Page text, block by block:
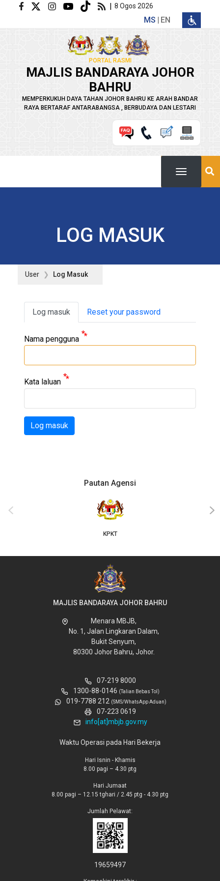
Langkau ke kandungan utama | 8 Ogos 2026
MS EN
PORTAL RASMI
MAJLIS BANDARAYA JOHOR
BAHRU
MEMPERKUKUH DAYA TAHAN JOHOR BAHRU KE ARAH BANDAR
RAYA BERTARAF ANTARABANGSA , BERBUDAYA DAN LESTARI
LOG MASUK
User Log Masuk
Primary tabs
Log masuk Reset your password
Nama pengguna
Kata laluan
Log masuk
Pautan Agensi
‹ ›
MAJLIS BANDARAYA JOHOR BAHRU
Menara MBJB,
No. 1, Jalan Lingkaran Dalam,
Bukit Senyum,
80300 Johor Bahru, Johor.
07-219 8000
1300-88-0146 (Talian Bebas Tol)
019-7788 212 (SMS/WhatsApp Aduan)
07-223 0619
info[at]mbjb.gov.my
Waktu Operasi pada Hari Bekerja
Hari Isnin - Khamis
8.00 pagi – 4.30 ptg
Hari Jumaat
8.00 pagi – 12.15 tghari / 2.45 ptg - 4.30 ptg
Jumlah Pelawat:
19659497